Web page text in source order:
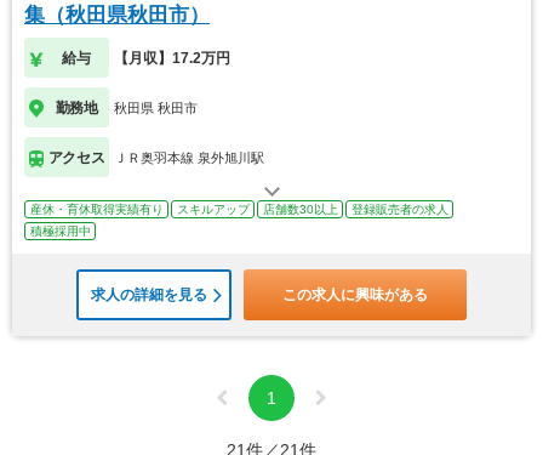
集（秋田県秋田市）
給与 【月収】17.2万円
勤務地 秋田県 秋田市
アクセス ＪＲ奥羽本線 泉外旭川駅
産休・育休取得実績有り スキルアップ 店舗数30以上
登録販売者の求人
積極採用中
求人の詳細を見る この求人に興味がある
1
21件／21件